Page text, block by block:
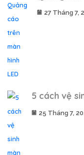
27 Tháng 7,
5 cách vệ
25 Tháng 7,